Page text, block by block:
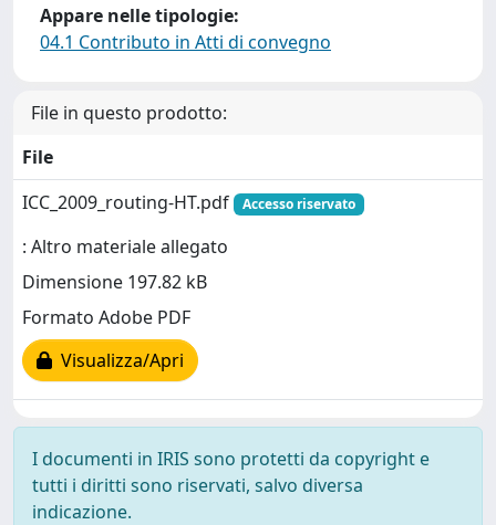
Appare nelle tipologie:
04.1 Contributo in Atti di convegno
File in questo prodotto:
File
ICC_2009_routing-HT.pdf
Accesso riservato
: Altro materiale allegato
Dimensione 197.82 kB
Formato Adobe PDF
Visualizza/Apri
I documenti in IRIS sono protetti da copyright e
tutti i diritti sono riservati, salvo diversa
indicazione.